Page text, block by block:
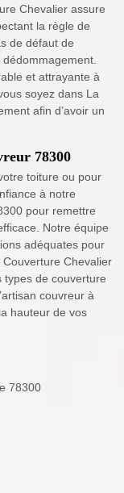
Chevalier assure
la règle de
de défaut de
et attrayante à
soyez dans La
afin d’avoir un
78300
toiture ou pour
à notre
pour remettre
Notre équipe
adéquates pour
Couverture Chevalier
types de couverture
couvreur à
hauteur de vos
78300